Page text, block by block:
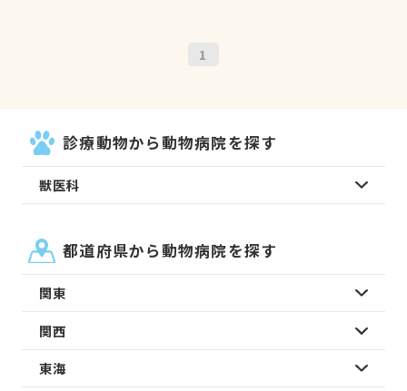
1
診療動物から動物病院を探す
獣医科
都道府県から動物病院を探す
関東
関西
東海